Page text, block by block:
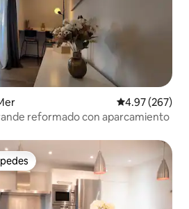
Calificación
4.97 (267)
reformado con aparcamiento
preferido